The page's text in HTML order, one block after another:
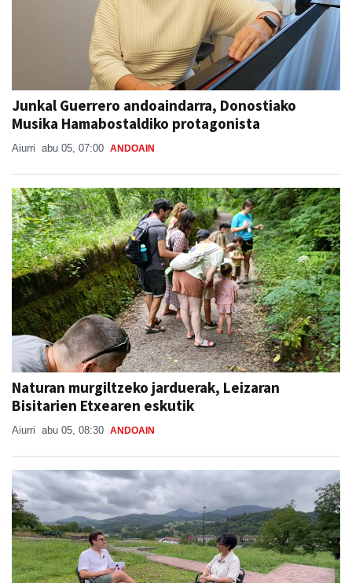
Junkal Guerrero andoaindarra, Donostiako
Musika Hamabostaldiko protagonista
Aiurri abu 05, 07:00 ANDOAIN
Naturan murgiltzeko jarduerak, Leizaran
Bisitarien Etxearen eskutik
Aiurri abu 05, 08:30 ANDOAIN